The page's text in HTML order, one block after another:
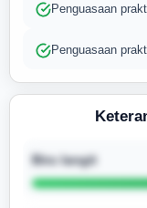
Penguasaan
Penguasaan
Biru langit